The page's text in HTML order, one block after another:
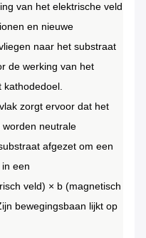
van het elektrische veld
en nieuwe
naar het substraat
de werking van het
kathodedoel.
zorgt ervoor dat het
neutrale
afgezet om een
een
veld) × b (magnetisch
bewegingsbaan lijkt op